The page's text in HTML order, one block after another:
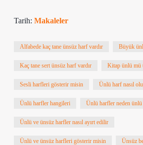
Tarih: Makaleler
Alfabede kaç tane ünsüz harf vardır Büyük
Kaç tane sert ünsüz harf vardır Kitap ünlü mü
Sesli harfleri gösterir misin Ünlü harf nasıl
Ünlü harfler hangileri Ünlü harfler neden ünlü
Ünlü ve ünsüz harfler nasıl ayırt edilir
Ünlü ve ünsüz harfleri gösterir misin Ünsüz